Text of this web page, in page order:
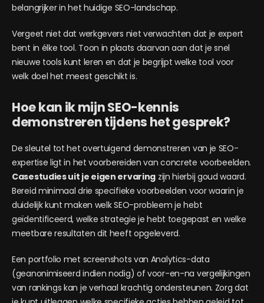
belangrijker in het huidige SEO-landschap.
Vergeet niet dat werkgevers niet verwachten dat je expert
bent in élke tool. Toon in plaats daarvan aan dat je snel
nieuwe tools kunt leren en dat je begrijpt welke tool voor
welk doel het meest geschikt is.
Hoe kan ik mijn SEO-kennis
demonstreren tijdens het gesprek?
De sleutel tot het overtuigend demonstreren van je SEO-
expertise ligt in het voorbereiden van concrete voorbeelden.
Casestudies uit je eigen ervaring zijn hierbij goud waard.
Bereid minimaal drie specifieke voorbeelden voor waarin je
duidelijk kunt maken welk SEO-probleem je hebt
geïdentificeerd, welke strategie je hebt toegepast en welke
meetbare resultaten dit heeft opgeleverd.
Een portfolio met screenshots van Analytics-data
(geanonimiseerd indien nodig) of voor-en-na vergelijkingen
van rankings kan je verhaal krachtig ondersteunen. Zorg dat